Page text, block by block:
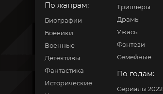
По жанрам:
Биографии
Боевики
Военные
Детективы
Фантастика
Исторические
Триллеры
Драмы
Ужасы
Фэнтези
Семейные
По годам:
Сериалы 2022